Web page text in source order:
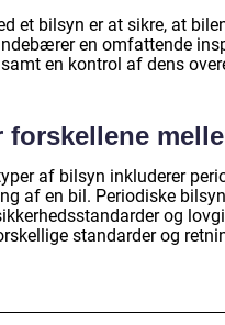
et bilsyn er at sikre, at
en omfattende
en kontrol af dens
forskellene
af bilsyn inkluderer
af en bil. Periodiske
og
standarder og